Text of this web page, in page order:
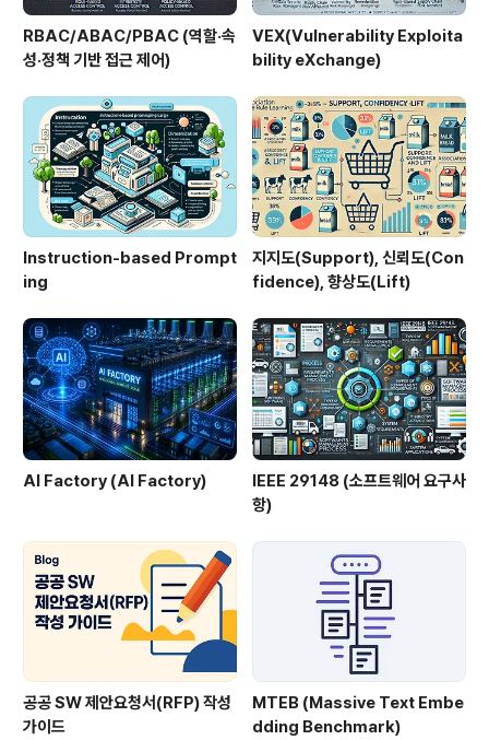
RBAC/ABAC/PBAC (역할·속
성·정책 기반 접근 제어)
VEX(Vulnerability Exploita
bility eXchange)
Instruction-based Prompt
ing
지지도(Support), 신뢰도(Con
fidence), 향상도(Lift)
AI Factory (AI Factory)
IEEE 29148 (소프트웨어 요구사
항)
공공 SW 제안요청서(RFP) 작성
가이드
MTEB (Massive Text Embe
dding Benchmark)